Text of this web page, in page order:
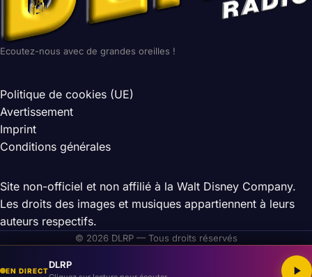
Ecoutez-nous avec de grandes oreilles !
Politique de cookies (UE)
Avertissement
Imprint
Conditions générales
Site non-officiel et non affilié à la Walt Disney Company.
Les droits des images et musiques appartiennent à leurs
auteurs respectifs.
© 2026 DLRP — Tous droits réservés
EN DIRECT
DLRP